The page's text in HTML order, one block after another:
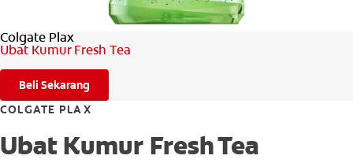
Colgate Plax
Ubat Kumur Fresh Tea
Beli Sekarang
COLGATE PLAX
Ubat Kumur Fresh Tea